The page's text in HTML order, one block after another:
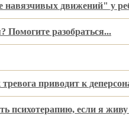
навязчивых движений" у
Помогите разобраться...
приводит к
психотерапию, если я